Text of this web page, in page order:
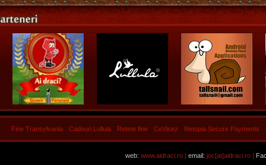
Fine Transylvania Cadouri Lullula Retete fine CeVisez Netopia Secure Payments
web: www.aidraci.ro | email: joc[at]aidraci.ro |